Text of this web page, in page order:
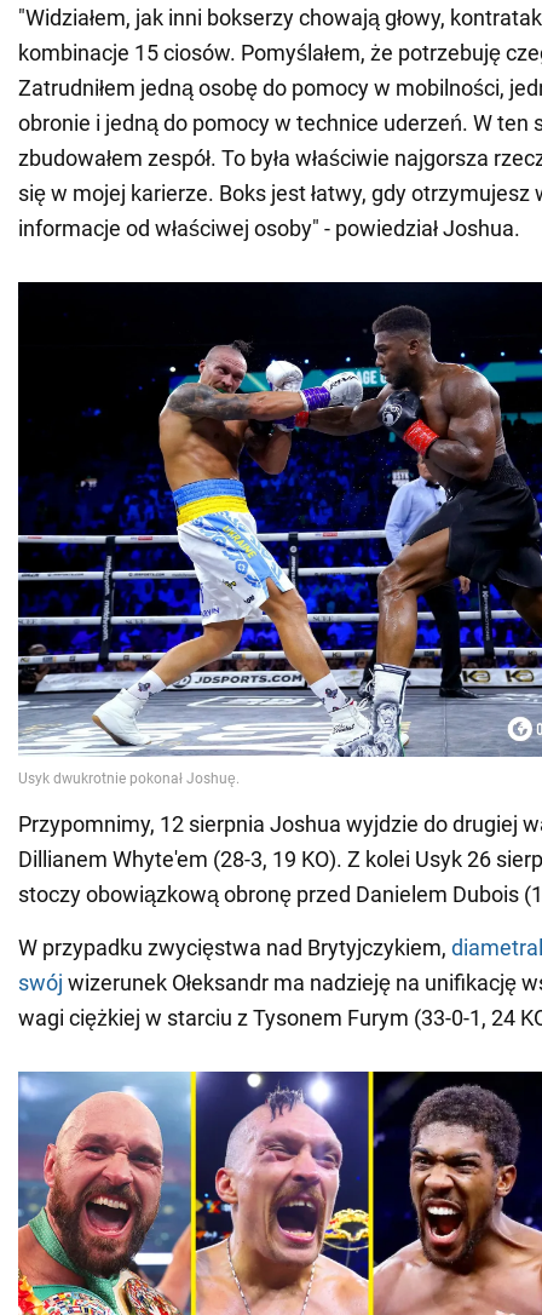
"Widziałem, jak inni bokserzy chowają głowy,
kombinacje 15 ciosów. Pomyślałem, że potrzebuję
Zatrudniłem jedną osobę do pomocy w mobilności,
obronie i jedną do pomocy w technice uderzeń. W ten
zbudowałem zespół. To była właściwie najgorsza
się w mojej karierze. Boks jest łatwy, gdy otrzymujesz
informacje od właściwej osoby" - powiedział Joshua.
Przypomnimy, 12 sierpnia Joshua wyjdzie do drugiej
Dillianem Whyte'em (28-3, 19 KO). Z kolei Usyk 26
stoczy obowiązkową obronę przed Danielem Dubois
W przypadku zwycięstwa nad Brytyjczykiem,
swój wizerunek Ołeksandr ma nadzieję na unifikację
wagi ciężkiej w starciu z Tysonem Furym (33-0-1, 24